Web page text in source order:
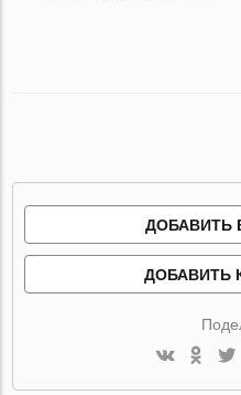
ДОБАВИТЬ
ДОБАВИТЬ